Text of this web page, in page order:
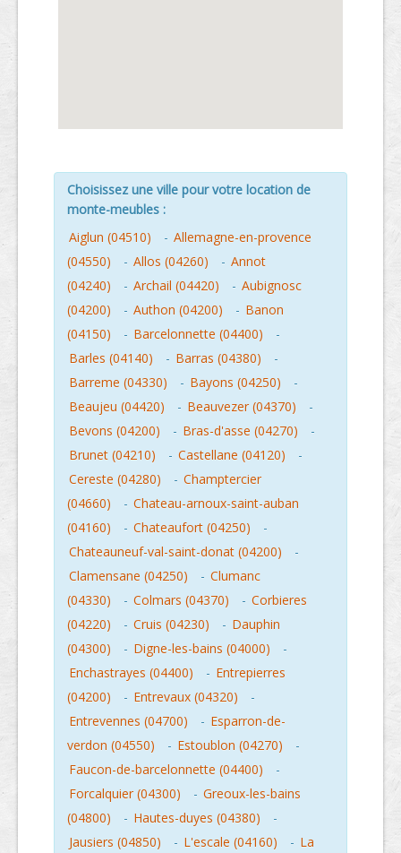
Choisissez une ville pour votre location de
monte-meubles :
Aiglun (04510)
- Allemagne-en-provence
(04550)
- Allos (04260) - Annot
(04240)
- Archail (04420) - Aubignosc
(04200)
- Authon (04200) - Banon
(04150)
- Barcelonnette (04400)
-
Barles (04140)
- Barras (04380)
-
Barreme (04330)
- Bayons (04250)
-
Beaujeu (04420)
- Beauvezer (04370)
-
Bevons (04200)
- Bras-d'asse (04270)
-
Brunet (04210)
- Castellane (04120)
-
Cereste (04280)
- Champtercier
(04660)
- Chateau-arnoux-saint-auban
(04160)
- Chateaufort (04250)
-
Chateauneuf-val-saint-donat (04200)
-
Clamensane (04250)
- Clumanc
(04330)
- Colmars (04370) - Corbieres
(04220)
- Cruis (04230) - Dauphin
(04300)
- Digne-les-bains (04000)
-
Enchastrayes (04400)
- Entrepierres
(04200)
- Entrevaux (04320)
-
Entrevennes (04700)
- Esparron-de-
verdon (04550)
- Estoublon (04270)
-
Faucon-de-barcelonnette (04400)
-
Forcalquier (04300)
- Greoux-les-bains
(04800)
- Hautes-duyes (04380)
-
Jausiers (04850)
- L'escale (04160) - La